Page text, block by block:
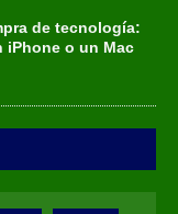
de tecnología:
iPhone o un Mac